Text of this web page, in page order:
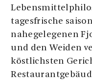
tagesfrische
nahegelegenen
und den Weiden
köstlichsten